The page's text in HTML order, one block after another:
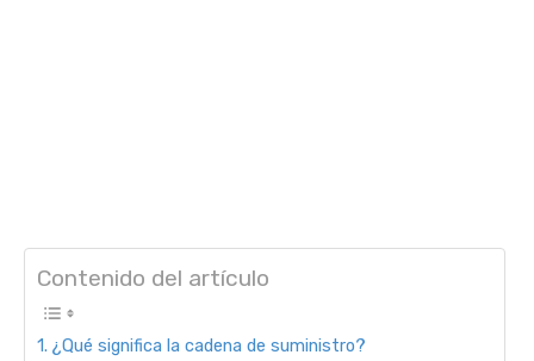
Contenido del artículo
¿Qué significa la cadena de suministro?